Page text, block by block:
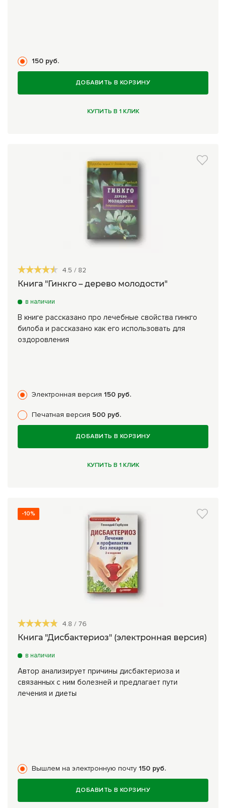
150 руб.
ДОБАВИТЬ В КОРЗИНУ
КУПИТЬ В 1 КЛИК
4.5 / 82
Книга "Гинкго – дерево молодости"
в наличии
В книге рассказано про лечебные свойства гинкго
билоба и рассказано как его использовать для
оздоровления
Электронная версия 150 руб.
Печатная версия 500 руб.
ДОБАВИТЬ В КОРЗИНУ
КУПИТЬ В 1 КЛИК
-10%
4.8 / 76
Книга "Дисбактериоз" (электронная версия)
в наличии
Автор анализирует причины дисбактериоза и
связанных с ним болезней и предлагает пути
лечения и диеты
Вышлем на электронную почту 150 руб.
ДОБАВИТЬ В КОРЗИНУ